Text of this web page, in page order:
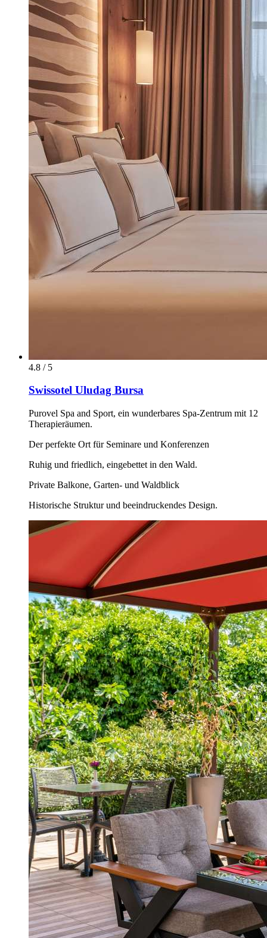
4.8 / 5
Swissotel Uludag Bursa
Purovel Spa and Sport, ein wunderbares Spa-Zentrum mit 12
Therapieräumen.
Der perfekte Ort für Seminare und Konferenzen
Ruhig und friedlich, eingebettet in den Wald.
Private Balkone, Garten- und Waldblick
Historische Struktur und beeindruckendes Design.